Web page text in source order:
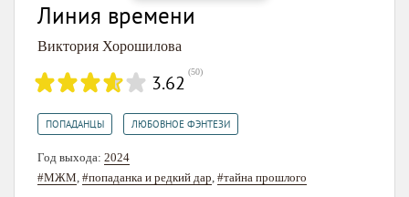
Линия времени
Виктория Хорошилова
3.62 (50)
ПОПАДАНЦЫ ЛЮБОВНОЕ ФЭНТЕЗИ
Год выхода: 2024
#МЖМ, #попаданка и редкий дар, #тайна прошлого